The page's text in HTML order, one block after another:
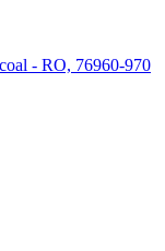
- RO, 76960-970